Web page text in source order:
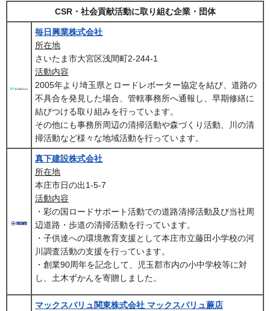
CSR・社会貢献活動に取り組む企業・団体
毎日興業株式会社
所在地
さいたま市大宮区浅間町2-244-1
活動内容
2005年より埼玉県とロードレポーター協定を結び、道路の
不具合を発見した場合、管轄事務所へ通報し、早期修繕に
結びつける取り組みを行っています。
その他にも事務所周辺の清掃活動や森づくり活動、川の清
掃活動など様々な地域活動を行っています。
真下建設株式会社
所在地
本庄市日の出1-5-7
活動内容
・彩の国ロードサポート活動での道路清掃活動及び当社周
辺道路・歩道の清掃活動を行っています。
・子供達への環境教育支援として本庄市立藤田小学校の河
川調査活動の支援を行っています。
・創業90周年を記念して、児玉郡市内の小中学校等に対
し、土木ずかんを寄贈しました。
マックスバリュ関東株式会社 マックスバリュ蕨店